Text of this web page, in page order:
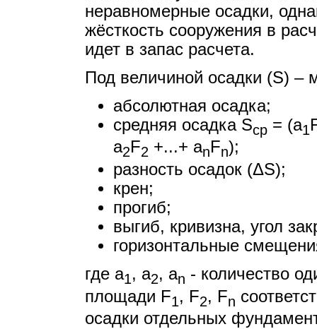
неравномерные осадки,
жёсткость сооружения в
идет в запас расчета.
Под величиной осадки (S) –
абсолютная осадка;
средняя осадка Sср = (a1
a2 F2 +...+ an Fn);
разность осадок (ΔS);
крен;
прогиб;
выгиб, кривизна, угол
горизонтальные
где a1, a2, an - количество
площади F1, F2, Fn
осадки отдельных